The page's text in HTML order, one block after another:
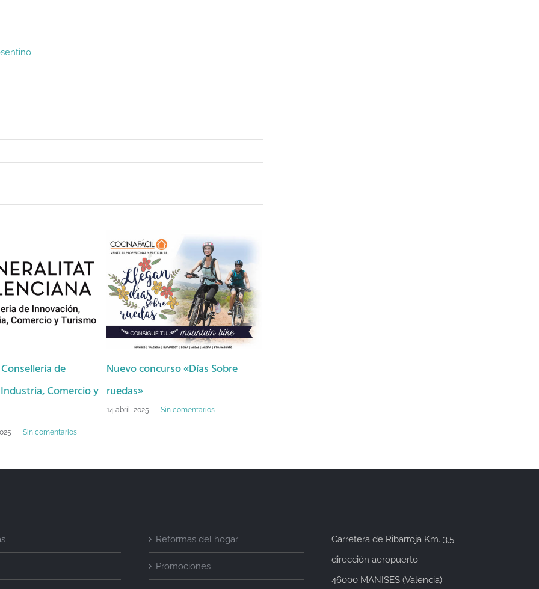
Nuevo concurso «Días Sobre
ruedas»
Sin comentarios
Concurso San Valentín 2025
Reformas del hogar
Promociones
Carretera de Ribarroja Km. 3,5
dirección aeropuerto
46000 MANISES (Valencia)